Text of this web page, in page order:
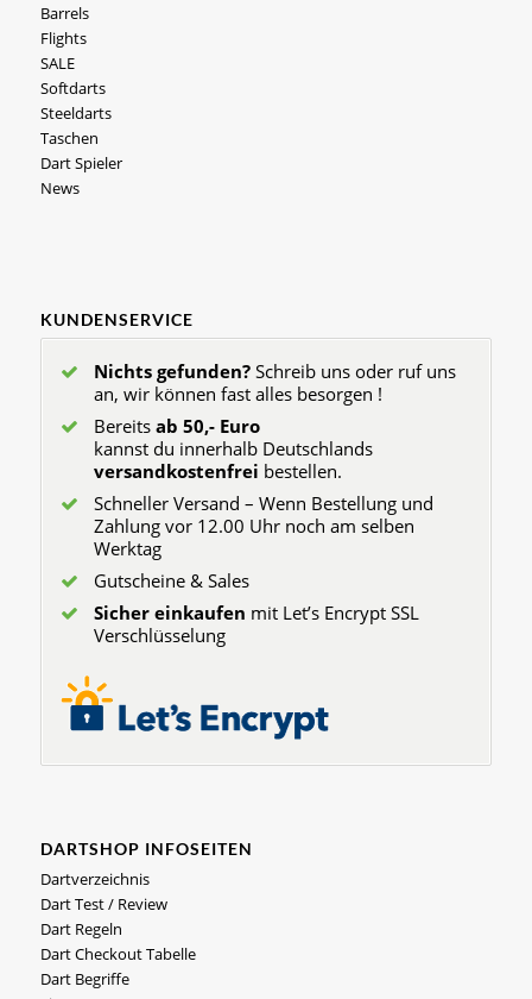
Barrels
Flights
SALE
Softdarts
Steeldarts
Taschen
Dart Spieler
News
KUNDENSERVICE
Nichts gefunden?Schreib uns oder ruf uns
an, wir können fast alles besorgen !
Bereits ab 50,- Euro
kannst du innerhalb Deutschlands
versandkostenfrei bestellen.
Schneller Versand – Wenn Bestellung und
Zahlung vor 12.00 Uhr noch am selben
Werktag
Gutscheine & Sales
Sicher einkaufen mit Let’s Encrypt SSL
Verschlüsselung
DARTSHOP INFOSEITEN
Dartverzeichnis
Dart Test / Review
Dart Regeln
Dart Checkout Tabelle
Dart Begriffe